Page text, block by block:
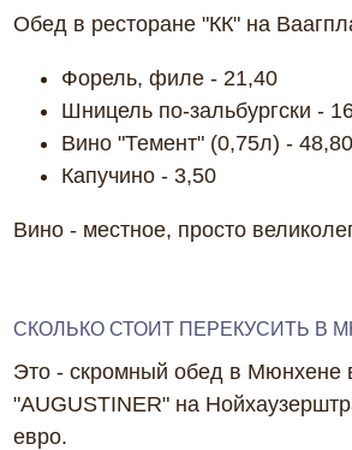
Обед в ресторане "КК" на
Форель, филе - 21,40
Шницель по-зальбургски -
Вино "Темент" (0,75л) - 48,80
Капучино - 3,50
Вино - местное, просто
СКОЛЬКО СТОИТ ПЕРЕКУСИТЬ В
Это - скромный обед в Мюнхене
"AUGUSTINER" на
евро.